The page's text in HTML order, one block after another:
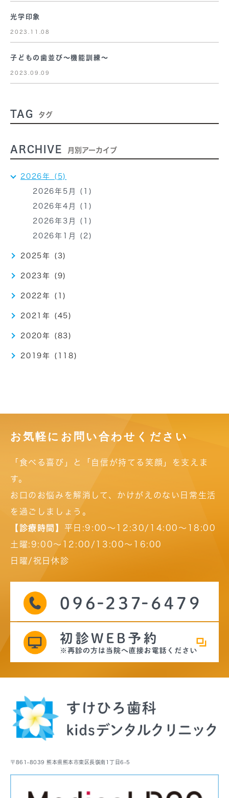
光学印象
2023.11.08
子どもの歯並び～機能訓練～
2023.09.09
TAG タグ
ARCHIVE 月別アーカイブ
2026年 (5)
2026年5月 (1)
2026年4月 (1)
2026年3月 (1)
2026年1月 (2)
2025年 (3)
2023年 (9)
2022年 (1)
2021年 (45)
2020年 (83)
2019年 (118)
お気軽にお問い合わせください
「食べる喜び」と「自信が持てる笑顔」を支えま
す。
お口のお悩みを解消して、かけがえのない日常生活
を過ごしましょう。
【診療時間】 平日:9:00～12:30/14:00～18:00
土曜:9:00～12:00/13:00～16:00
日曜/祝日休診
〒861-8039 熊本県熊本市東区長嶺南1丁目6-5